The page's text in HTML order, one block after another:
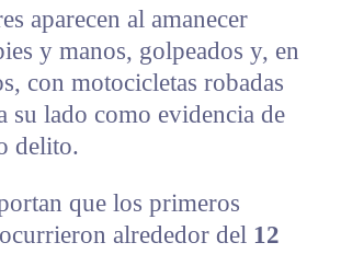
aparecen al amanecer
y manos, golpeados y, en
con motocicletas robadas
su lado como evidencia de
delito.
que los primeros
alrededor del 12